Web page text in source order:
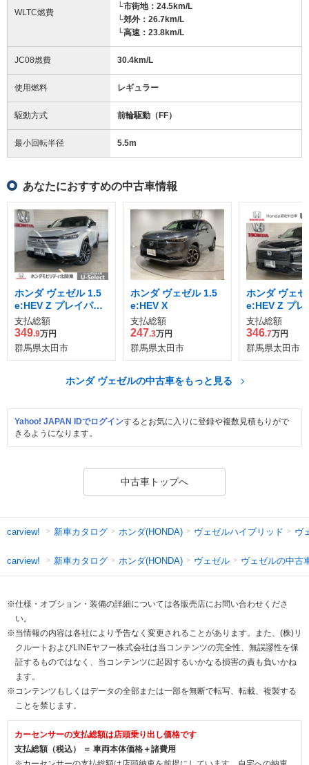
WLTC燃費
└市街地：24.5km/L
└郊外：26.7km/L
└高速：23.8km/L
JC08燃費 30.4km/L
使用燃料 レギュラー
駆動方式 前輪駆動（FF）
最小回転半径 5.5m
あなたにおすすめの中古車情報
ホンダ ヴェゼル 1.5
e:HEV Z プレイパッ
ケージ
支払総額
349.9万円
群馬県太田市
ホンダ ヴェゼル 1.5
e:HEV X
支払総額
247.3万円
群馬県太田市
ホンダ ヴェ
e:HEV Z プレ
ケージ
支払総額
346.7万円
群馬県太田市
ホンダ ヴェゼルの中古車をもっと見る
Yahoo! JAPAN IDでログインするとお気に入りに登録や複数見積もりがで
きるようになります。
中古車トップへ
carview! 新車カタログ ホンダ(HONDA) ヴェゼルハイブリッド ヴ
carview! 新車カタログ ホンダ(HONDA) ヴェゼル ヴェゼルの中古
※仕様・オプション・装備の詳細については各販売店にお問い合わせくださ
い。
※当情報の内容は各社により予告なく変更されることがあります。また、(株)リ
クルートおよびLINEヤフー株式会社は当コンテンツの完全性、無誤謬性を保
証するものではなく、当コンテンツに起因するいかなる損害の責も負いかね
ます。
※コンテンツもしくはデータの全部または一部を無断で転写、転載、複製する
ことを禁じます。
カーセンサーの支払総額は店頭乗り出し価格です
支払総額（税込） ＝ 車両本体価格＋諸費用